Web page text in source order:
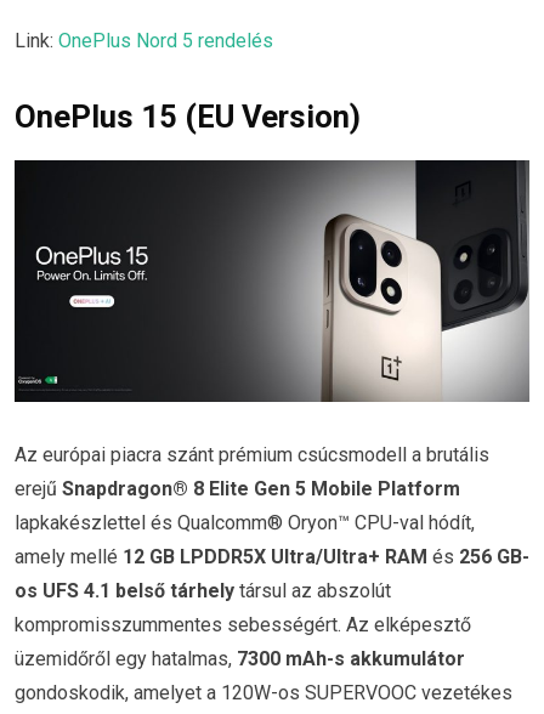
Link: OnePlus Nord 5 rendelés
OnePlus 15 (EU Version)
Az európai piacra szánt prémium csúcsmodell a brutális
erejű Snapdragon® 8 Elite Gen 5 Mobile Platform
lapkakészlettel és Qualcomm® Oryon™ CPU-val hódít,
amely mellé 12 GB LPDDR5X Ultra/Ultra+ RAM és 256 GB-
os UFS 4.1 belső tárhely társul az abszolút
kompromisszummentes sebességért. Az elképesztő
üzemidőről egy hatalmas, 7300 mAh-s akkumulátor
gondoskodik, amelyet a 120W-os SUPERVOOC vezetékes